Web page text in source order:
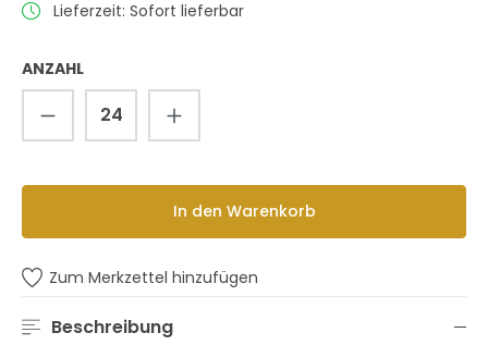
Lieferzeit: Sofort lieferbar
ANZAHL
Produkt Anzahl: Gib den
In den Warenkorb
Zum Merkzettel hinzufügen
Beschreibung